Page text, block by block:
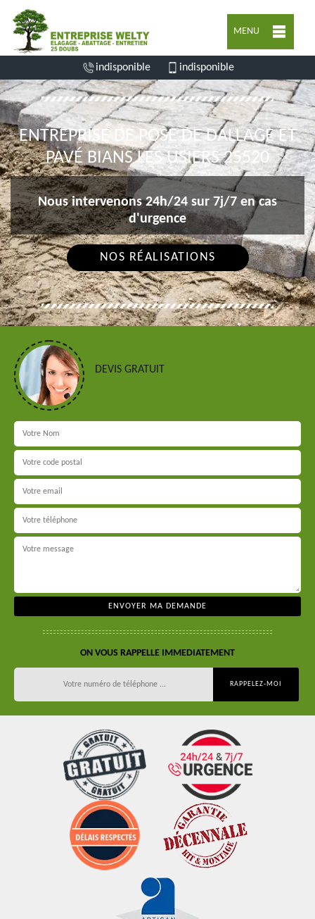
MENU
indisponible indisponible
ENTREPRISE DE POSE DE DALLAGE ET
PAVÉ BIANS LES USIERS 25520
Nous intervenons 24h/24 sur 7j/7 en cas
d'urgence
NOS RÉALISATIONS
DEVIS GRATUIT
ON VOUS RAPPELLE IMMEDIATEMENT